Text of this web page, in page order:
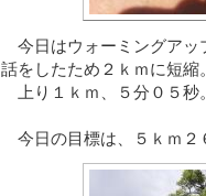
今日はウォーミングアッ
話をしたため２ｋｍに短縮。
上り１ｋｍ、５分０５秒
今日の目標は、５ｋｍ２